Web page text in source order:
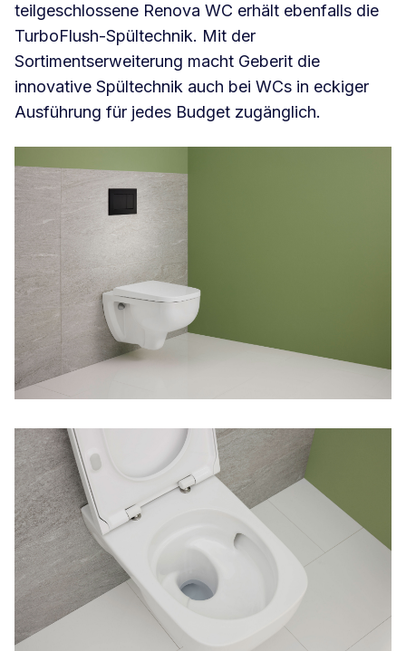
teilgeschlossene Renova WC erhält ebenfalls die
TurboFlush-Spültechnik. Mit der
Sortimentserweiterung macht Geberit die
innovative Spültechnik auch bei WCs in eckiger
Ausführung für jedes Budget zugänglich.